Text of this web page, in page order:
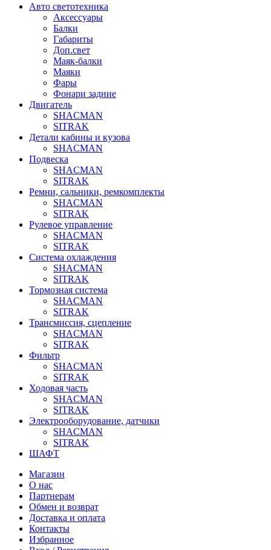
Авто светотехника
Аксессуары
Балки
Габариты
Доп.свет
Маяк-балки
Маяки
Фары
Фонари задние
Двигатель
SHACMAN
SITRAK
Детали кабины и кузова
SHACMAN
Подвеска
SHACMAN
SITRAK
Ремни, сальники, ремкомплекты
SHACMAN
SITRAK
Рулевое управление
SHACMAN
SITRAK
Система охлаждения
SHACMAN
SITRAK
Тормозная система
SHACMAN
SITRAK
Трансмиссия, сцепление
SHACMAN
SITRAK
Фильтр
SHACMAN
SITRAK
Ходовая часть
SHACMAN
SITRAK
Электрооборудование, датчики
SHACMAN
SITRAK
ШАФТ
Магазин
О нас
Партнерам
Обмен и возврат
Доставка и оплата
Контакты
Избранное